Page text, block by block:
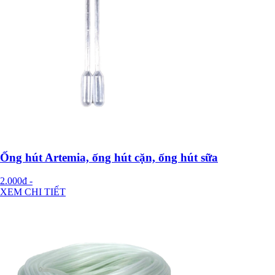
Ống hút Artemia, ống hút cặn, ống hút sữa
2.000đ -
XEM CHI TIẾT